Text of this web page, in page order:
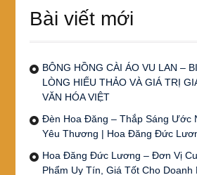
Bài viết mới
BÔNG HỒNG CÀI ÁO VU LAN –
LÒNG HIẾU THẢO VÀ GIÁ TRỊ
VĂN HÓA VIỆT
Đèn Hoa Đăng – Thắp Sáng Ước
Yêu Thương | Hoa Đăng Đức
Hoa Đăng Đức Lương – Đơn Vị
Phẩm Uy Tín, Giá Tốt Cho Doanh